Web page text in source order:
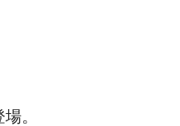
。